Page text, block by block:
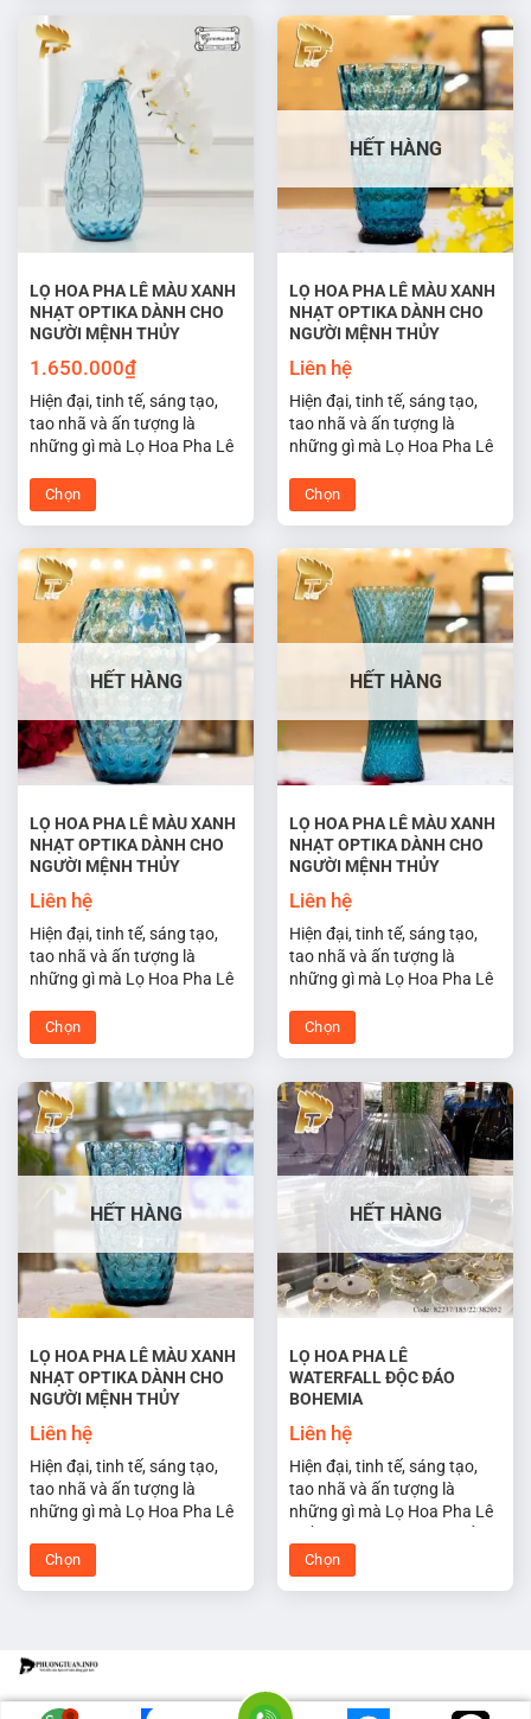
việc của bạn.
phẩm
này
có
thể.
tùy
được
chọn
trên
trang
phẩm
việc của bạn.
phẩm
này
có
biến
tùy
chọn
được
chọn
trên
trang
phẩm
LỌ HOA PHA LÊ MÀU XANH
NHẠT OPTIKA DÀNH CHO
NGƯỜI MỆNH THỦY
1.650.000₫
Hiện đại, tinh tế, sáng tạo,
tao nhã và ấn tượng là
những gì mà Lọ Hoa Pha Lê
hợp phong thủy cho người
mệnh thủy đem lại may mắn
việc của bạn.
Chọn
Sản
phẩm
này
có
nhiều
biến
tùy
chọn
có
được
chọn
trên
trang
phẩm
HẾT HÀNG
LỌ HOA PHA LÊ MÀU XANH
NHẠT OPTIKA DÀNH CHO
NGƯỜI MỆNH THỦY
Liên hệ
Hiện đại, tinh tế, sáng tạo,
tao nhã và ấn tượng là
những gì mà Lọ Hoa Pha Lê
hợp phong thủy cho người
mệnh thủy đem lại may mắn
việc của bạn.
Chọn
Sản
phẩm
này
có
biến
tùy
chọn
được
chọn
trên
trang
phẩm
HẾT HÀNG
LỌ HOA PHA LÊ MÀU XANH
NHẠT OPTIKA DÀNH CHO
NGƯỜI MỆNH THỦY
Liên hệ
Hiện đại, tinh tế, sáng tạo,
tao nhã và ấn tượng là
những gì mà Lọ Hoa Pha Lê
hợp phong thủy cho người
mệnh thủy đem lại may mắn
việc của bạn.
Chọn
Sản
phẩm
này
có
nhiều
biến
Các
tùy
chọn
có
được
chọn
trên
trang
phẩm
HẾT HÀNG
LỌ HOA PHA LÊ MÀU XANH
NHẠT OPTIKA DÀNH CHO
NGƯỜI MỆNH THỦY
Liên hệ
Hiện đại, tinh tế, sáng tạo,
tao nhã và ấn tượng là
những gì mà Lọ Hoa Pha Lê
hợp phong thủy cho người
mệnh thủy đem lại may mắn
việc của bạn.
Chọn
Sản
phẩm
này
có
nhiều
biến
Các
tùy
chọn
có
được
chọn
trên
trang
phẩm
HẾT HÀNG
LỌ HOA PHA LÊ MÀU XANH
NHẠT OPTIKA DÀNH CHO
NGƯỜI MỆNH THỦY
Liên hệ
Hiện đại, tinh tế, sáng tạo,
tao nhã và ấn tượng là
những gì mà Lọ Hoa Pha Lê
hợp phong thủy cho người
mệnh thủy đem lại may mắn
Chọn
Sản
có
biến
HẾT HÀNG
LỌ HOA PHA LÊ
WATERFALL ĐỘC ĐÁO
BOHEMIA
Liên hệ
Hiện đại, tinh tế, sáng tạo,
tao nhã và ấn tượng là
những gì mà Lọ Hoa Pha Lê
đem lại may mắn cho không
gian sống và làm việc của
Chọn
Sản
biến